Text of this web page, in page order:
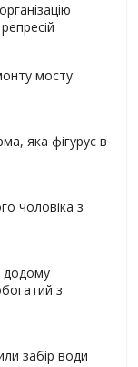
мосту:
яка фігурує в
чоловіка з
додому
з
забір води